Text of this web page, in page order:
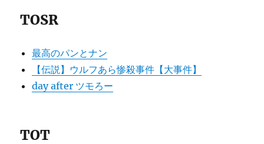
TOSR
最高のパンとナン
【伝説】ウルフあら惨殺事件【大事件】
day after ツモろー
TOT